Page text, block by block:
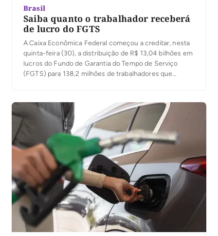
Brasil
Saiba quanto o trabalhador receberá
de lucro do FGTS
A Caixa Econômica Federal começou a creditar, nesta
quinta-feira (30), a distribuição de R$ 13,04 bilhões em
lucros do Fundo de Garantia do Tempo de Serviço
(FGTS) para 138,2 milhões de trabalhadores que
registrado pelo FGTS no […]